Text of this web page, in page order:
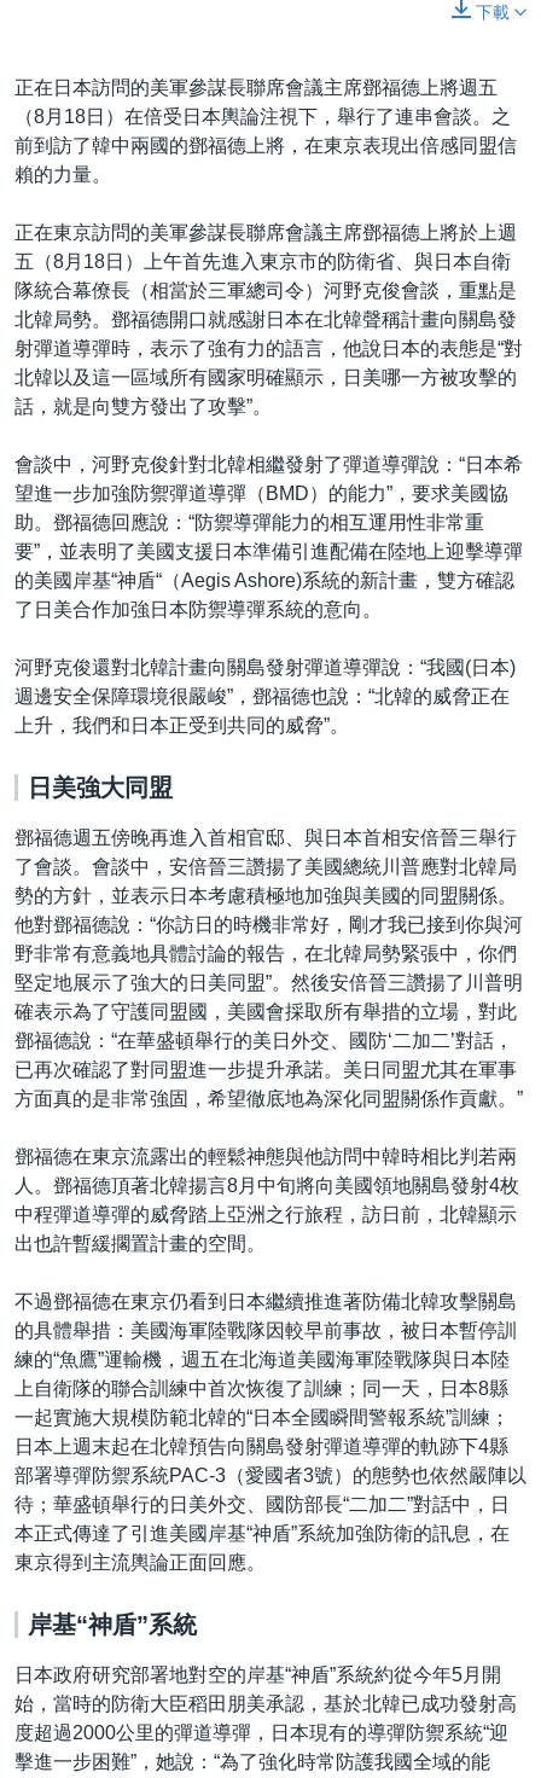
下載
正在日本訪問的美軍參謀長聯席會議主席鄧福德上將週五
（8月18日）在倍受日本輿論注視下，舉行了連串會談。之
前到訪了韓中兩國的鄧福德上將，在東京表現出倍感同盟信
賴的力量。
正在東京訪問的美軍參謀長聯席會議主席鄧福德上將於上週
五（8月18日）上午首先進入東京市的防衛省、與日本自衛
隊統合幕僚長（相當於三軍總司令）河野克俊會談，重點是
北韓局勢。鄧福德開口就感謝日本在北韓聲稱計畫向關島發
射彈道導彈時，表示了強有力的語言，他說日本的表態是“對
北韓以及這一區域所有國家明確顯示，日美哪一方被攻擊的
話，就是向雙方發出了攻擊”。
會談中，河野克俊針對北韓相繼發射了彈道導彈說：“日本希
望進一步加強防禦彈道導彈（BMD）的能力”，要求美國協
助。鄧福德回應說：“防禦導彈能力的相互運用性非常重
要”，並表明了美國支援日本準備引進配備在陸地上迎擊導彈
的美國岸基“神盾“（Aegis Ashore)系統的新計畫，雙方確認
了日美合作加強日本防禦導彈系統的意向。
河野克俊還對北韓計畫向關島發射彈道導彈說：“我國(日本)
週邊安全保障環境很嚴峻”，鄧福德也說：“北韓的威脅正在
上升，我們和日本正受到共同的威脅”。
日美強大同盟
鄧福德週五傍晚再進入首相官邸、與日本首相安倍晉三舉行
了會談。會談中，安倍晉三讚揚了美國總統川普應對北韓局
勢的方針，並表示日本考慮積極地加強與美國的同盟關係。
他對鄧福德說：“你訪日的時機非常好，剛才我已接到你與河
野非常有意義地具體討論的報告，在北韓局勢緊張中，你們
堅定地展示了強大的日美同盟”。然後安倍晉三讚揚了川普明
確表示為了守護同盟國，美國會採取所有舉措的立場，對此
鄧福德說：“在華盛頓舉行的美日外交、國防‘二加二’對話，
已再次確認了對同盟進一步提升承諾。美日同盟尤其在軍事
方面真的是非常強固，希望徹底地為深化同盟關係作貢獻。”
鄧福德在東京流露出的輕鬆神態與他訪問中韓時相比判若兩
人。鄧福德頂著北韓揚言8月中旬將向美國領地關島發射4枚
中程彈道導彈的威脅踏上亞洲之行旅程，訪日前，北韓顯示
出也許暫緩擱置計畫的空間。
不過鄧福德在東京仍看到日本繼續推進著防備北韓攻擊關島
的具體舉措：美國海軍陸戰隊因較早前事故，被日本暫停訓
練的“魚鷹”運輸機，週五在北海道美國海軍陸戰隊與日本陸
上自衛隊的聯合訓練中首次恢復了訓練；同一天，日本8縣
一起實施大規模防範北韓的“日本全國瞬間警報系統”訓練；
日本上週末起在北韓預告向關島發射彈道導彈的軌跡下4縣
部署導彈防禦系統PAC-3（愛國者3號）的態勢也依然嚴陣以
待；華盛頓舉行的日美外交、國防部長“二加二”對話中，日
本正式傳達了引進美國岸基“神盾”系統加強防衛的訊息，在
東京得到主流輿論正面回應。
岸基“神盾”系統
日本政府研究部署地對空的岸基“神盾”系統約從今年5月開
始，當時的防衛大臣稻田朋美承認，基於北韓已成功發射高
度超過2000公里的彈道導彈，日本現有的導彈防禦系統“迎
擊進一步困難”，她說：“為了強化時常防護我國全域的能